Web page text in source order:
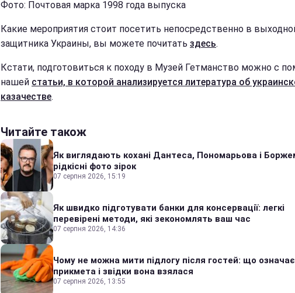
Фото: Почтовая марка 1998 года выпуска
Какие мероприятия стоит посетить непосредственно в
защитника Украины, вы можете почитать здесь.
Кстати, подготовиться к походу в Музей Гетманство можно с
нашей статьи, в которой анализируется литература об
казачестве.
Читайте також
Як виглядають кохані Дантеса, Пономарьова і
рідкісні фото зірок
07 серпня 2026, 15:19
Як швидко підготувати банки для консервації: легкі
перевірені методи, які зекономлять ваш час
07 серпня 2026, 14:36
Чому не можна мити підлогу після гостей: що
прикмета і звідки вона взялася
07 серпня 2026, 13:55